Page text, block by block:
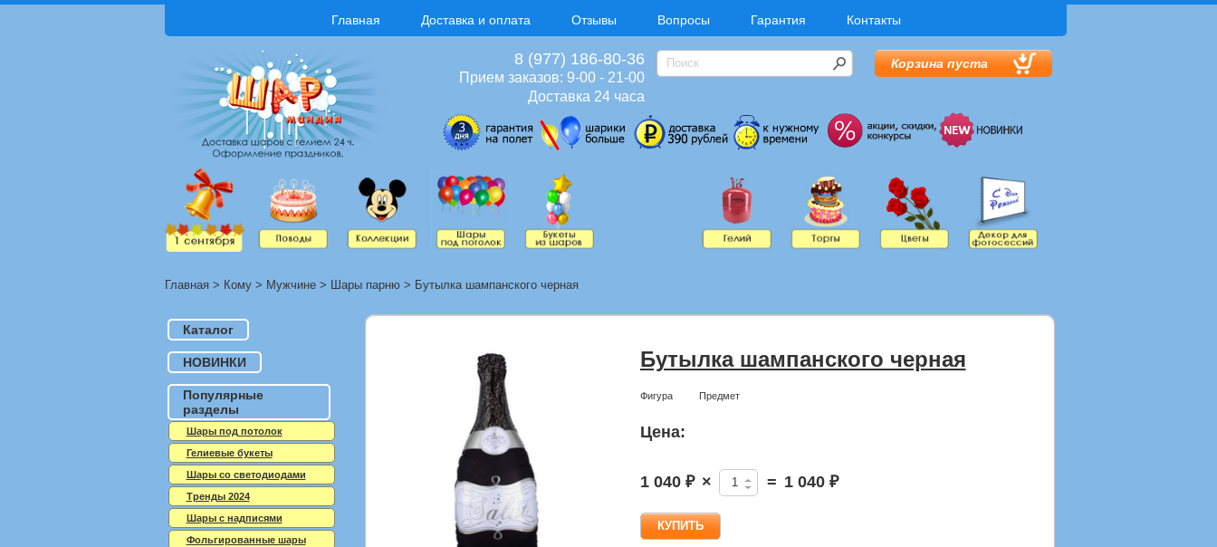
Главная Доставка и оплата Отзывы Вопросы Гарантия Контакты
8 (977) 186-80-36
Прием заказов: 9-00 - 21-00
Доставка 24 часа
Корзина пуста
Главная > Кому > Мужчине > Шары парню > Бутылка шампанского черная
Бутылка шампанского черная
Фигура Предмет
Цена:
1 040 ₽ × = 1 040 ₽
Каталог
НОВИНКИ
Популярные
разделы
Шары под потолок
Гелиевые букеты
Шары со светодиодами
Тренды 2024
Шары с надписями
Фольгированные шары